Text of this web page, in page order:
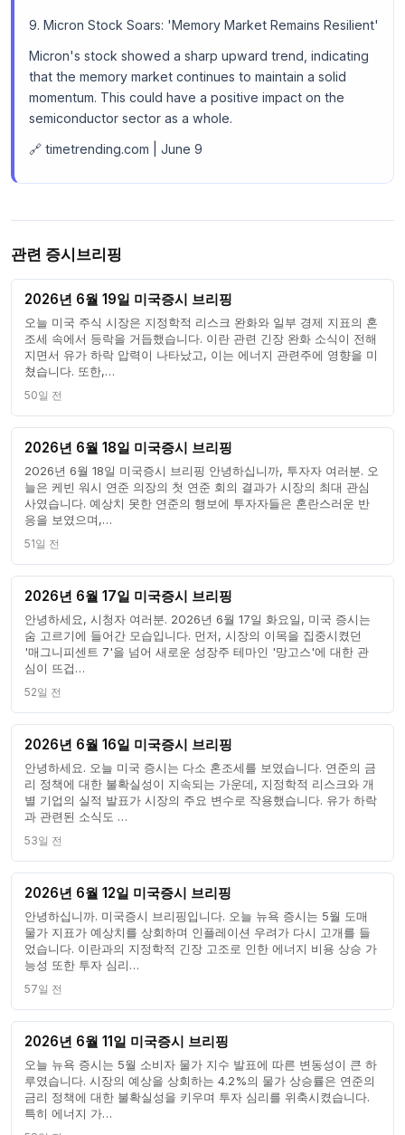
9. Micron Stock Soars: 'Memory Market Remains Resilient'
Micron's stock showed a sharp upward trend, indicating
that the memory market continues to maintain a solid
momentum. This could have a positive impact on the
semiconductor sector as a whole.
🔗 timetrending.com | June 9
관련 증시브리핑
2026년 6월 19일 미국증시 브리핑
오늘 미국 주식 시장은 지정학적 리스크 완화와 일부 경제 지표의 혼
조세 속에서 등락을 거듭했습니다. 이란 관련 긴장 완화 소식이 전해
지면서 유가 하락 압력이 나타났고, 이는 에너지 관련주에 영향을 미
쳤습니다. 또한,…
50일 전
2026년 6월 18일 미국증시 브리핑
2026년 6월 18일 미국증시 브리핑 안녕하십니까, 투자자 여러분. 오
늘은 케빈 워시 연준 의장의 첫 연준 회의 결과가 시장의 최대 관심
사였습니다. 예상치 못한 연준의 행보에 투자자들은 혼란스러운 반
응을 보였으며,…
51일 전
2026년 6월 17일 미국증시 브리핑
안녕하세요, 시청자 여러분. 2026년 6월 17일 화요일, 미국 증시는
숨 고르기에 들어간 모습입니다. 먼저, 시장의 이목을 집중시켰던
'매그니피센트 7'을 넘어 새로운 성장주 테마인 '망고스'에 대한 관
심이 뜨겁…
52일 전
2026년 6월 16일 미국증시 브리핑
안녕하세요. 오늘 미국 증시는 다소 혼조세를 보였습니다. 연준의 금
리 정책에 대한 불확실성이 지속되는 가운데, 지정학적 리스크와 개
별 기업의 실적 발표가 시장의 주요 변수로 작용했습니다. 유가 하락
과 관련된 소식도 …
53일 전
2026년 6월 12일 미국증시 브리핑
안녕하십니까. 미국증시 브리핑입니다. 오늘 뉴욕 증시는 5월 도매
물가 지표가 예상치를 상회하며 인플레이션 우려가 다시 고개를 들
었습니다. 이란과의 지정학적 긴장 고조로 인한 에너지 비용 상승 가
능성 또한 투자 심리…
57일 전
2026년 6월 11일 미국증시 브리핑
오늘 뉴욕 증시는 5월 소비자 물가 지수 발표에 따른 변동성이 큰 하
루였습니다. 시장의 예상을 상회하는 4.2%의 물가 상승률은 연준의
금리 정책에 대한 불확실성을 키우며 투자 심리를 위축시켰습니다.
특히 에너지 가…